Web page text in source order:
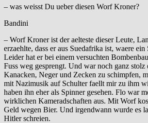
– was weisst Du ueber diesen Worf Kroner?
Bandini
– Worf Kroner ist der aelteste dieser Leute,
erzaehlte, dass er aus Suedafrika ist, waere
Leider hat er bei einem versuchten
Fuss weg gesprengt. Und war noch ganz stolz
Kanacken, Neger und Zecken zu schimpfen,
mit Nazimusik auf Schulter faellt mir zu ihm
haben ihn eher als Spinner gesehen. Flo war
wirklichen Kameradschaften aus. Mit Worf
Geld wegen Bier. Und irgendwann wurde es
Hitler schreien.